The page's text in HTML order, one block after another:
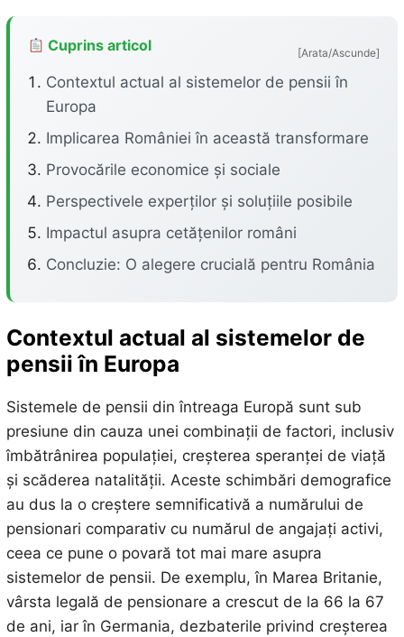
Cuprins articol [Arata/Ascunde]
Contextul actual al sistemelor de pensii în
Europa
Implicarea României în această transformare
Provocările economice și sociale
Perspectivele experților și soluțiile posibile
Impactul asupra cetățenilor români
Concluzie: O alegere crucială pentru România
Contextul actual al sistemelor de
pensii în Europa
Sistemele de pensii din întreaga Europă sunt sub
presiune din cauza unei combinații de factori, inclusiv
îmbătrânirea populației, creșterea speranței de viață
și scăderea natalității. Aceste schimbări demografice
au dus la o creștere semnificativă a numărului de
pensionari comparativ cu numărul de angajați activi,
ceea ce pune o povară tot mai mare asupra
sistemelor de pensii. De exemplu, în Marea Britanie,
vârsta legală de pensionare a crescut de la 66 la 67
de ani, iar în Germania, dezbaterile privind creșterea